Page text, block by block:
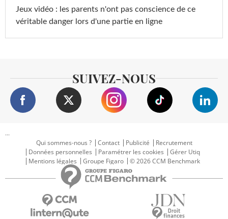
Jeux vidéo : les parents n'ont pas conscience de ce
véritable danger lors d'une partie en ligne
SUIVEZ-NOUS
...
Qui sommes-nous ?
Contact Publicité
Recrutement
Données personnelles
Paramétrer les cookies
Gérer Utiq
Mentions légales
Groupe Figaro © 2026 CCM Benchmark